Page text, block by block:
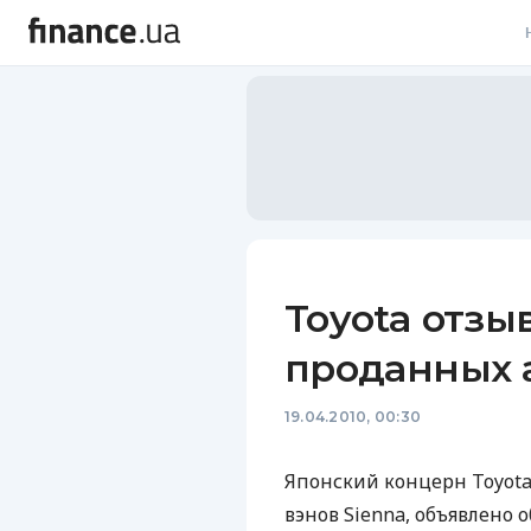
Toyota
проданных
19.04.2010, 00:30
Японский концерн
вэнов Sienna, объявлено